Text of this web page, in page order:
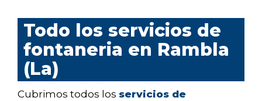
Todo los servicios de
fontaneria en Rambla
(La)
Cubrimos todos los servicios de